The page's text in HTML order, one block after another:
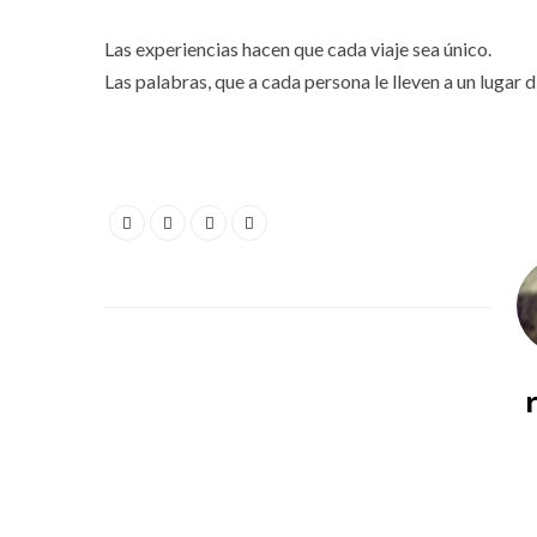
Las experiencias hacen que cada viaje sea único.
Las palabras, que a cada persona le lleven a un lugar